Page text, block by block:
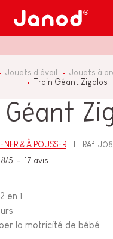
Jouets d'éveil
Jouets à
Train Géant Zigolos
& À POUSSER Réf.
/5 - 17 avis
en 1
la motricité de bébé